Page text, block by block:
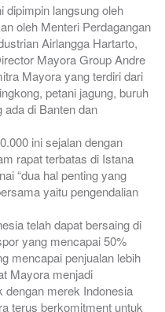
dipimpin langsung oleh
oleh Menteri Perdagangan
Airlangga Hartarto,
Mayora Group Andre
Mayora yang terdiri dari
petani jagung, buruh
di Banten dan
ini sejalan dengan
rapat terbatas di Istana
“dua hal penting yang
yaitu pengendalian
telah dapat bersaing di
yang mencapai 50%
mencapai penjualan lebih
Mayora menjadi
dengan merek Indonesia
terus berkomitment untuk